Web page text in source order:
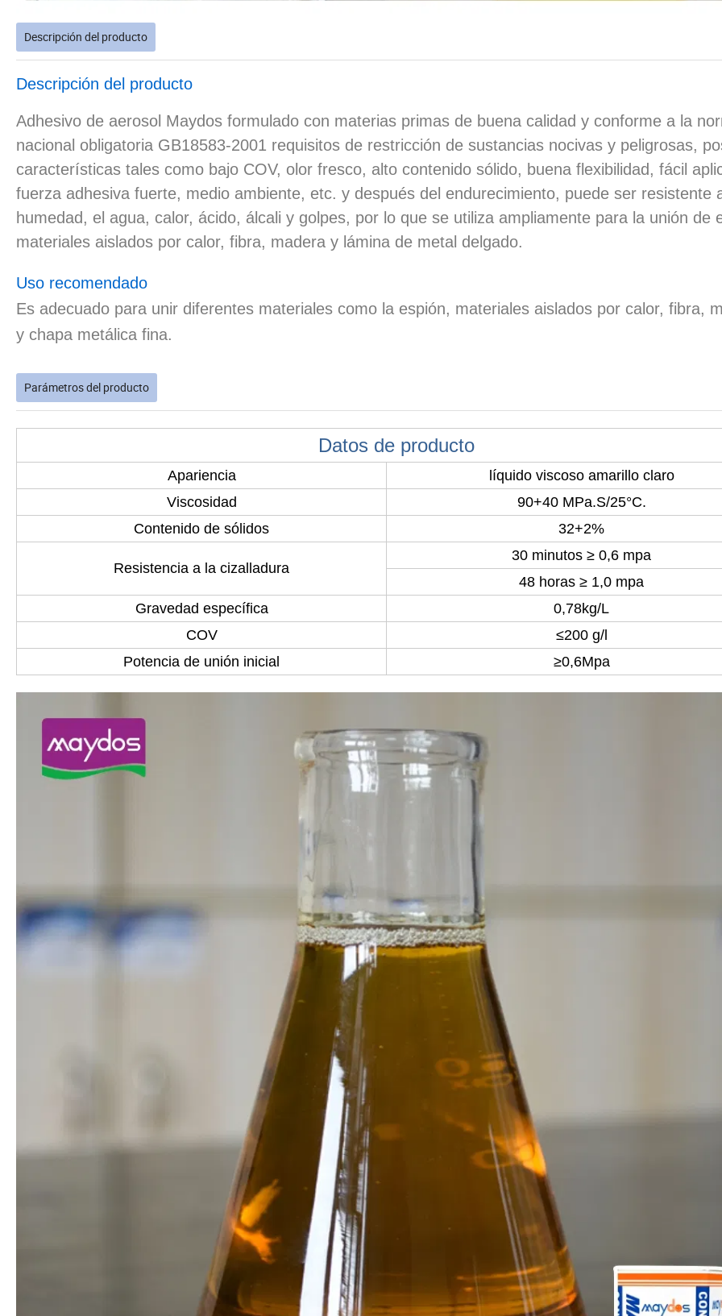
Descripción del producto
Descripción del producto
Adhesivo de aerosol Maydos formulado con materias primas de buena calidad y conforme a la
nacional obligatoria GB18583-2001 requisitos de restricción de sustancias nocivas y peligrosas,
características tales como bajo COV, olor fresco, alto contenido sólido, buena flexibilidad, fácil
fuerza adhesiva fuerte, medio ambiente, etc. y después del endurecimiento, puede ser resistente
humedad, el agua, calor, ácido, álcali y golpes, por lo que se utiliza ampliamente para la unión de
materiales aislados por calor, fibra, madera y lámina de metal delgado.
Uso recomendado
Es adecuado para unir diferentes materiales como la espión, materiales aislados por calor, fibra,
y chapa metálica fina.
Parámetros del producto
Datos de producto
Apariencia
líquido viscoso amarillo claro
Viscosidad
90+40 MPa.S/25°C.
Contenido de sólidos
32+2%
Resistencia a la cizalladura
30 minutos ≥ 0,6 mpa
48 horas ≥ 1,0 mpa
Gravedad específica
0,78kg/L
COV
≤200 g/l
Potencia de unión inicial
≥0,6Mpa